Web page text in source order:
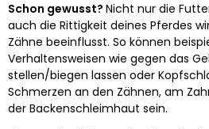
Schon gewusst? Nicht nur die
auch die Rittigkeit deines Pferdes
Zähne beeinflusst. So können
Verhaltensweisen wie gegen das
stellen/biegen lassen oder
Schmerzen an den Zähnen, am
der Backenschleimhaut sein.